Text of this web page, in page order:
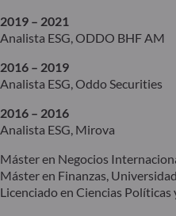
2019 – 2021
Analista ESG, ODDO BHF AM
2016 – 2019
Analista ESG, Oddo Securities
2016 – 2016
Analista ESG, Mirova
Máster en Negocios
Máster en Finanzas,
Licenciado en Ciencias Políticas